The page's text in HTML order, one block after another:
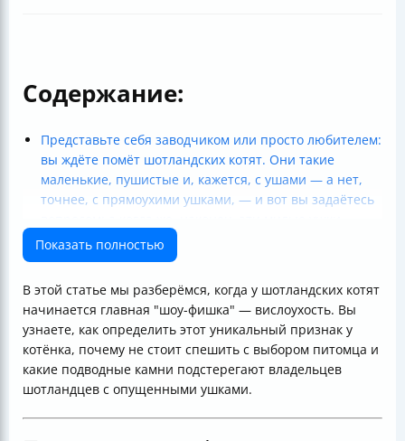
Содержание:
Представьте себя заводчиком или просто любителем:
вы ждёте помёт шотландских котят. Они такие
маленькие, пушистые и, кажется, с ушами — а нет,
точнее, с прямоухими ушками, — и вот вы задаётесь
начнут опускаться вниз?
Что такое шотландская вислоухость и почему уши
Как отличить котёнка шотландского фолда от
скоттиш-страйта?
Особенности ушек: количество складок и степень
опускания
Практические советы для хозяев котят
Когда котёнок уже «готов» стать вислоухим?
Как понять, что уши правильно висят?
Показать полностью
В этой статье мы разберёмся, когда у шотландских котят
начинается главная "шоу-фишка" — вислоухость. Вы
узнаете, как определить этот уникальный признак у
котёнка, почему не стоит спешить с выбором питомца и
какие подводные камни подстерегают владельцев
шотландцев с опущенными ушками.